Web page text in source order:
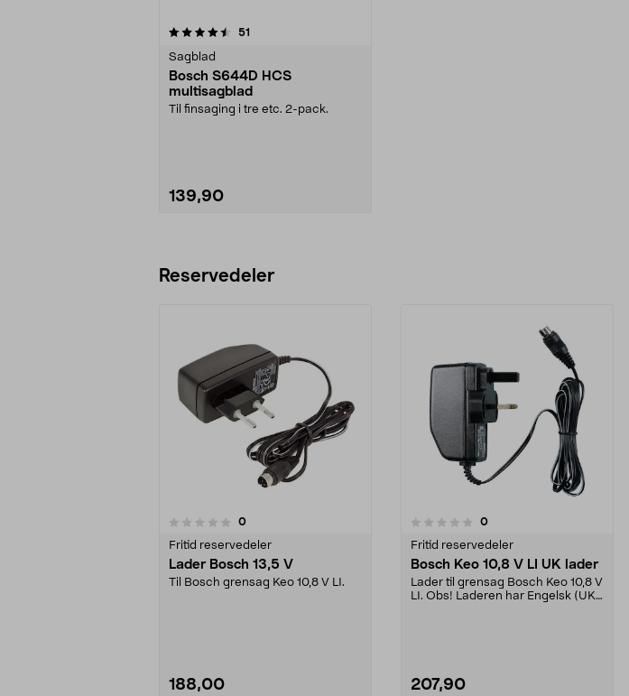
51
Sagblad
Bosch S644D HCS
multisagblad
Til finsaging i tre etc. 2-pack.
139,90
Reservedeler
0anmeldelser
Fritid reservedeler
Lader Bosch 13,5 V
Til Bosch grensag Keo 10,8 V LI.
188,00
0.0 av 5 stjerner 0anmeldelser
Fritid reservedeler
Bosch Keo 10,8 V LI UK lader
Lader til grensag Bosch Keo 10,8 V
LI. Obs! Laderen har Engelsk (UK)
207,90